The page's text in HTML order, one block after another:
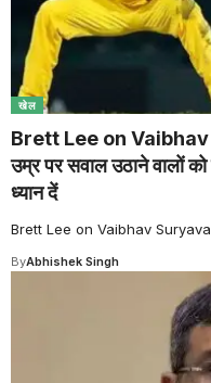
खेल
Brett Lee on Vaibhav
उम्र पर सवाल उठाने वालों
ध्यान दें
Brett Lee on Vaibhav
ByAbhishek Singh